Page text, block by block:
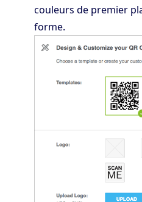
couleurs de premier
forme.